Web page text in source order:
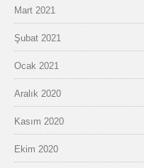
Mart 2021
Şubat 2021
Ocak 2021
Aralık 2020
Kasım 2020
Ekim 2020